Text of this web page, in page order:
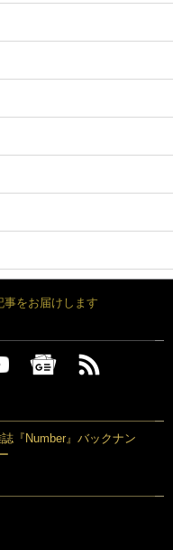
事をお届けします
『Number』バックナン